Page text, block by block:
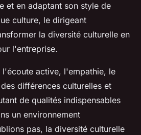
et en adaptant son style de
culture, le dirigeant
la diversité culturelle en
l'entreprise.
active, l'empathie, le
différences culturelles et
de qualités indispensables
un environnement
pas, la diversité culturelle